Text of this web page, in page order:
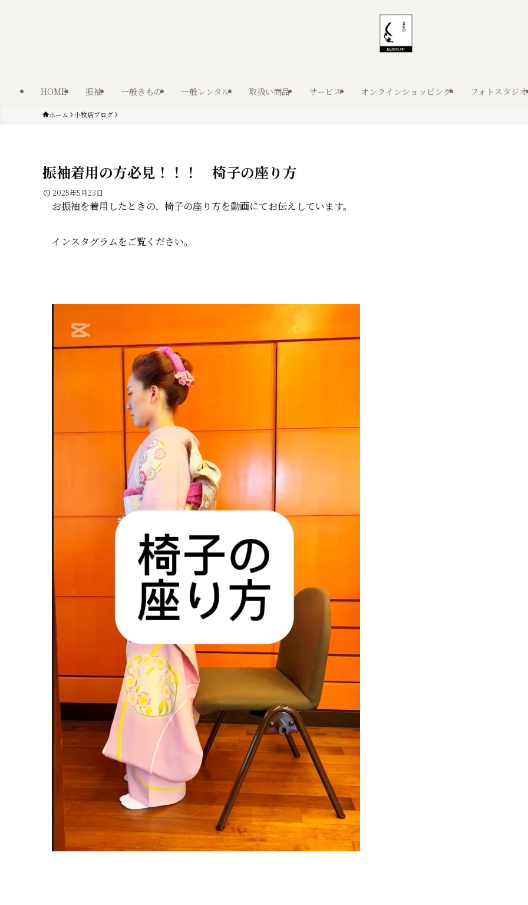
HOME 振袖 一般きもの 一般レンタル 取扱い商品 サービス オンラインショッピング フォトスタジオ
ホーム 小牧店ブログ
振袖着用の方必見！！！ 椅子の座り方
2025年5月23日
お振袖を着用したときの、椅子の座り方を動画にてお伝えしています。
インスタグラムをご覧ください。